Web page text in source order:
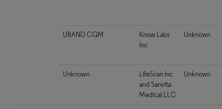
UBAND CGM
Know Labs
Inc
Unknown
Unknown
LifeScan Inc
and Sanvita
Medical LLC
Unknown